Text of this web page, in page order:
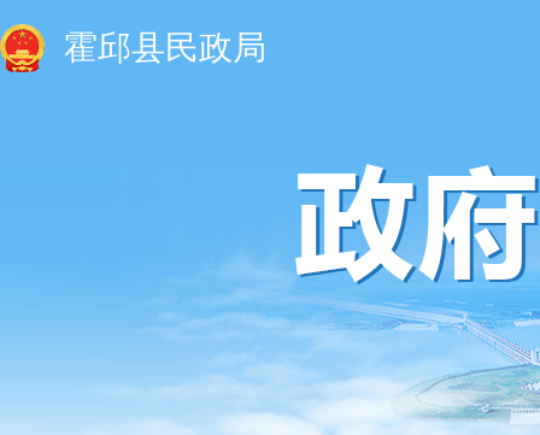
霍邱县民政局